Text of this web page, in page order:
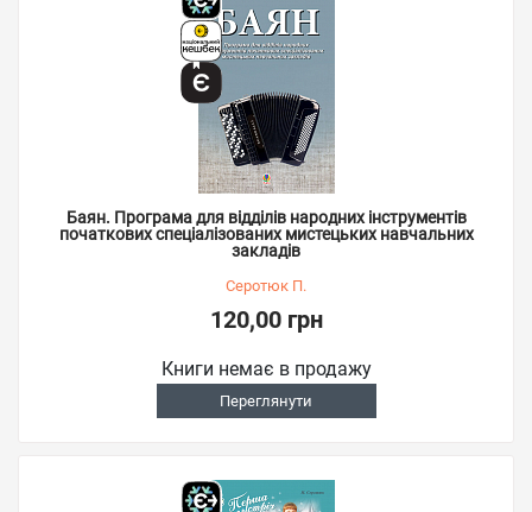
Баян. Програма для відділів народних інструментів
початкових спеціалізованих мистецьких навчальних
закладів
Серотюк П.
120,00 грн
Книги немає в продажу
Переглянути